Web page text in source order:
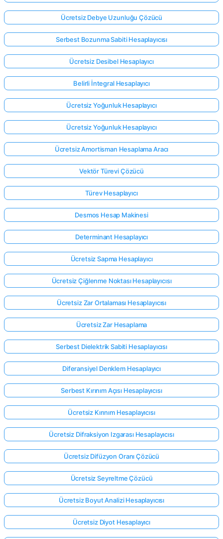
Ücretsiz Debye Uzunluğu Çözücü
Serbest Bozunma Sabiti Hesaplayıcısı
Ücretsiz Desibel Hesaplayıcı
Belirli İntegral Hesaplayıcı
Ücretsiz Yoğunluk Hesaplayıcı
Ücretsiz Yoğunluk Hesaplayıcı
Ücretsiz Amortisman Hesaplama Aracı
Vektör Türevi Çözücü
Türev Hesaplayıcı
Desmos Hesap Makinesi
Determinant Hesaplayıcı
Ücretsiz Sapma Hesaplayıcı
Ücretsiz Çiğlenme Noktası Hesaplayıcısı
Ücretsiz Zar Ortalaması Hesaplayıcısı
Ücretsiz Zar Hesaplama
Serbest Dielektrik Sabiti Hesaplayıcısı
Diferansiyel Denklem Hesaplayıcı
Serbest Kırınım Açısı Hesaplayıcısı
Ücretsiz Kırınım Hesaplayıcısı
Ücretsiz Difraksiyon Izgarası Hesaplayıcısı
Ücretsiz Difüzyon Oranı Çözücü
Ücretsiz Seyreltme Çözücü
Ücretsiz Boyut Analizi Hesaplayıcısı
Ücretsiz Diyot Hesaplayıcı